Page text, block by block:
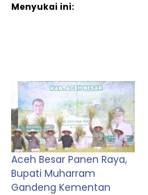
Menyukai ini:
Aceh Besar Panen Raya,
Bupati Muharram
Gandeng Kementan